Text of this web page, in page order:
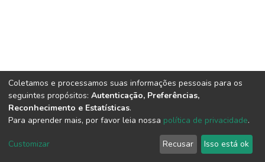
DSpace software copyright © 2002-2026 LYRASIS
Cookie
End User
Agreement
Send
Feedback
Coletamos e processamos suas informações pessoais para os
seguintes propósitos: Autenticação, Preferências,
Reconhecimento e Estatísticas.
Para aprender mais, por favor leia nossa política de privacidade.
Customizar Recusar Isso está ok